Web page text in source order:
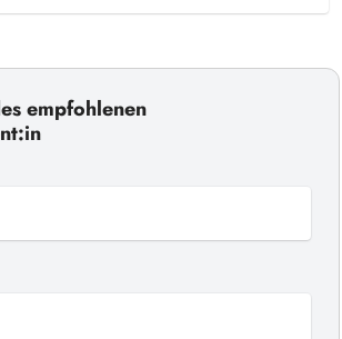
empfohlenen